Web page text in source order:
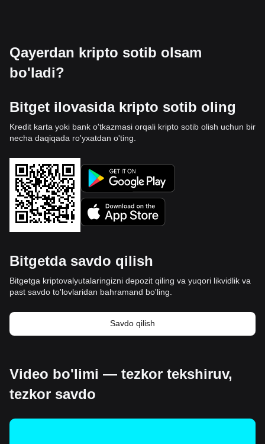
Qayerdan kripto sotib olsam
bo'ladi?
Bitget ilovasida kripto sotib oling
Kredit karta yoki bank o'tkazmasi orqali kripto sotib olish uchun bir
necha daqiqada ro'yxatdan o'ting.
Bitgetda savdo qilish
Bitgetga kriptovalyutalaringizni depozit qiling va yuqori likvidlik va
past savdo to'lovlaridan bahramand bo'ling.
Savdo qilish
Video bo'limi — tezkor tekshiruv,
tezkor savdo